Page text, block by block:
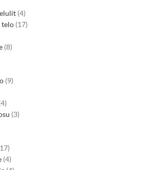
4
telo 17
8
9
4
3
4